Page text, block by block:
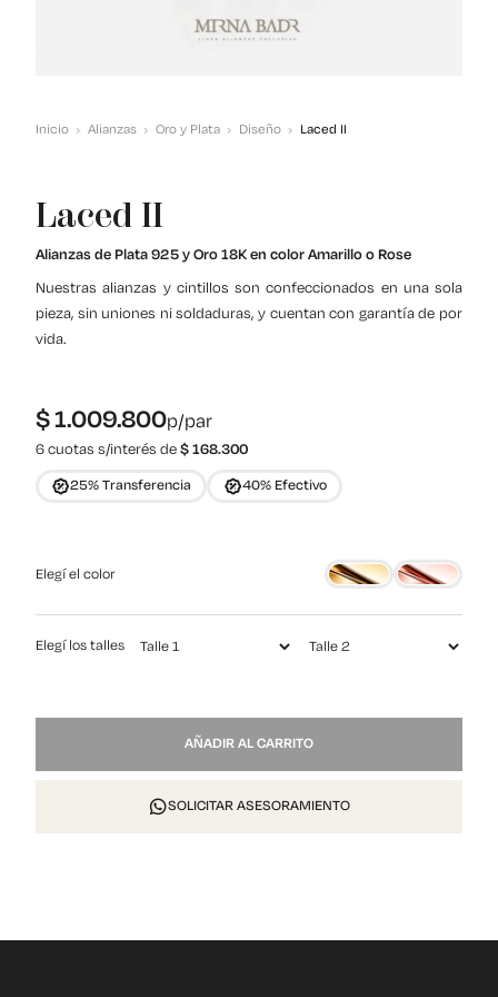
Inicio Alianzas Oro y Plata Diseño Laced II
Laced II
Alianzas de Plata 925 y Oro 18K en color Amarillo o Rose
Nuestras alianzas y cintillos son confeccionados en una sola
pieza, sin uniones ni soldaduras, y cuentan con garantía de por
vida.
$1.009.800p/par
6 cuotas s/interés de$168.300
25% Transferencia 40% Efectivo
Elegí el color
Elegí los talles
Laced
cantidad
AÑADIR AL CARRITO
SOLICITAR ASESORAMIENTO